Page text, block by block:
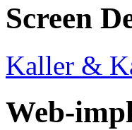
Screen
Kaller &
Web-